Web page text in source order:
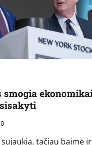
smogia
0
tačiau baimė